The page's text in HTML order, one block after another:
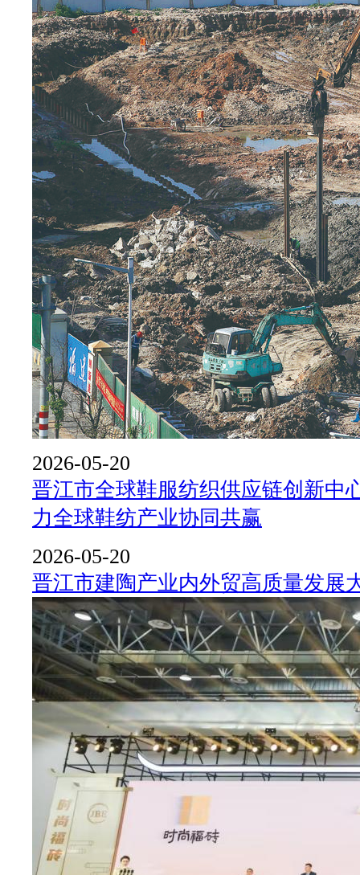
2026-05-20
晋江市全球鞋服纺织供应链创新中
力全球鞋纺产业协同共赢
2026-05-20
晋江市建陶产业内外贸高质量发展